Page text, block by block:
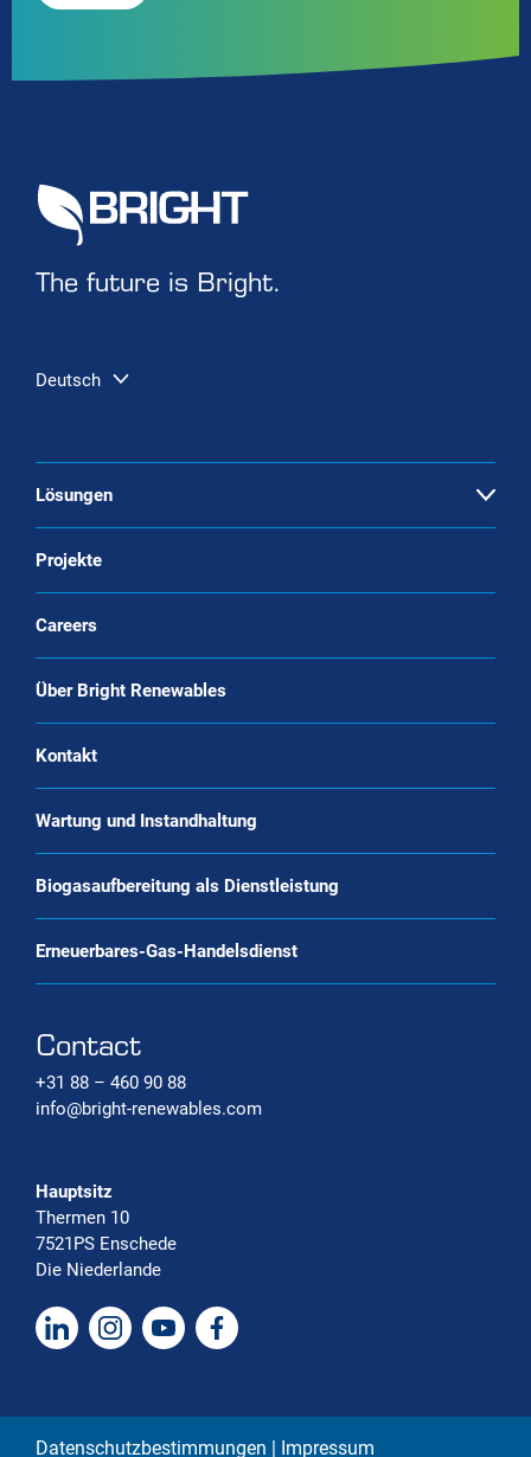
The future is Bright.
Deutsch
Lösungen Open
Bio-CNG-Produktionssysteme
Biomethanverflüssigung (Bio-LNG)
Systeme zur Kohlenstoffabscheidung
Projekte
Careers
Über Bright Renewables
Kontakt
Wartung und Instandhaltung
Biogasaufbereitung als Dienstleistung
Erneuerbares-Gas-Handelsdienst
Contact
+31 88 – 460 90 88
info@bright-renewables.com
Hauptsitz
Thermen 10
7521PS Enschede
Die Niederlande
Datenschutzbestimmungen | Impressum